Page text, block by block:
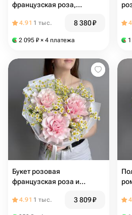
французская роза,
матрикария и эвкалипт
4.91 1 тыс. 8 380₽
2 095 ₽ × 4 платежа
Букет розовая
французская роза и
4.91 1 тыс. 3 809₽